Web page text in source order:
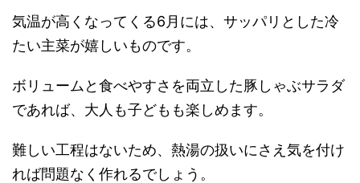
気温が高くなってくる6月には、サッパリとした冷
たい主菜が嬉しいものです。
ボリュームと食べやすさを両立した豚しゃぶサラダ
であれば、大人も子どもも楽しめます。
難しい工程はないため、熱湯の扱いにさえ気を付け
れば問題なく作れるでしょう。